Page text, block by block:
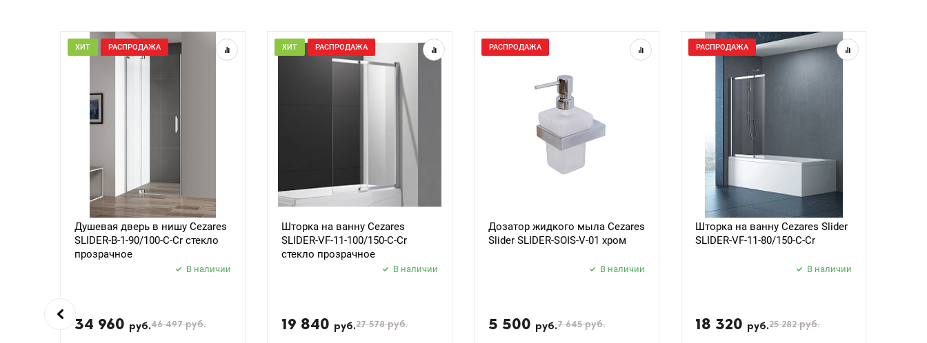
ХИТ РАСПРОДАЖА
Душевая дверь в нишу Cezares
SLIDER-B-1-90/100-C-Cr стекло
прозрачное
В наличии
34 960 руб.46 497руб.
ХИТ РАСПРОДАЖА
Шторка на ванну Cezares
SLIDER-VF-11-100/150-C-Cr
стекло прозрачное
В наличии
19 840 руб.27 578руб.
РАСПРОДАЖА
Дозатор жидкого мыла Cezares
Slider SLIDER-SOIS-V-01 хром
В наличии
5 500 руб.7 645руб.
РАСПРОДАЖА
Шторка на ванну Cezares Slider
SLIDER-VF-11-80/150-C-Cr
В наличии
18 320 руб.25 282руб.